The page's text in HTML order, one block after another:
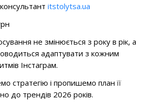
itstolytsa.ua
не змінюється з року в рік, а
адаптувати з кожним
Інстаграм.
стратегію і пропишемо план її
до трендів 2026 років.